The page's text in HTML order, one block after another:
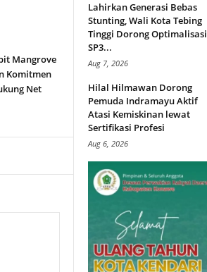
Mangrove
Komitmen
Net
Lahirkan Generasi Bebas
Stunting, Wali Kota Tebing
Tinggi Dorong Optimalisasi
SP3...
Aug 7, 2026
Hilal Hilmawan Dorong
Pemuda Indramayu Aktif
Atasi Kemiskinan lewat
Sertifikasi Profesi
Aug 6, 2026